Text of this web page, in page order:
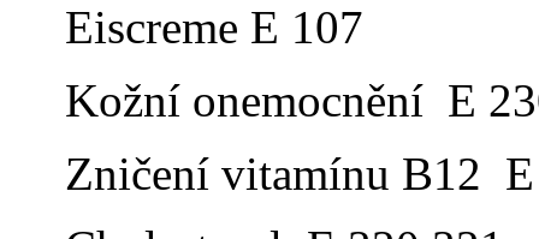
Eiscreme E 107
Kožní onemocnění E
Zničení vitamínu B12 E